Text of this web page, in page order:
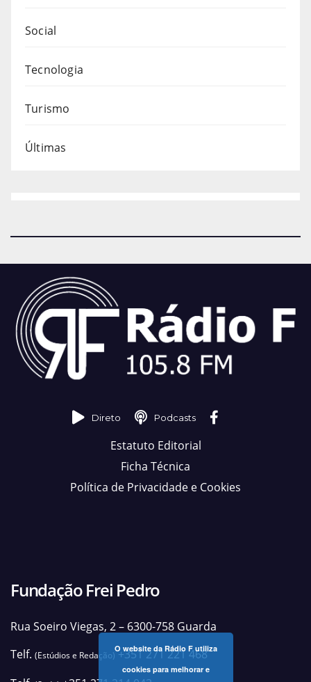
Social
Tecnologia
Turismo
Últimas
Direto Podcasts
Estatuto Editorial
Ficha Técnica
Política de Privacidade e Cookies
Fundação Frei Pedro
Rua Soeiro Viegas, 2 – 6300-758 Guarda
Telf. (Estúdios e Redação)+351 271 221 468
O website da Rádio F utiliza
cookies para melhorar e